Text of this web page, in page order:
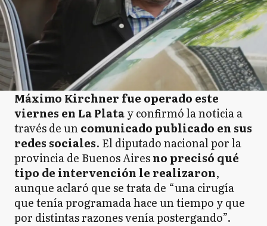
Máximo Kirchner fue operado este
viernes en La Platay confirmó la noticia a
través de uncomunicado publicado en sus
redes sociales. El diputado nacional por la
provincia de Buenos Airesno precisó qué
tipo de intervención le realizaron,
aunque aclaró que se trata de “una cirugía
que tenía programada hace un tiempo y que
por distintas razones venía postergando”.